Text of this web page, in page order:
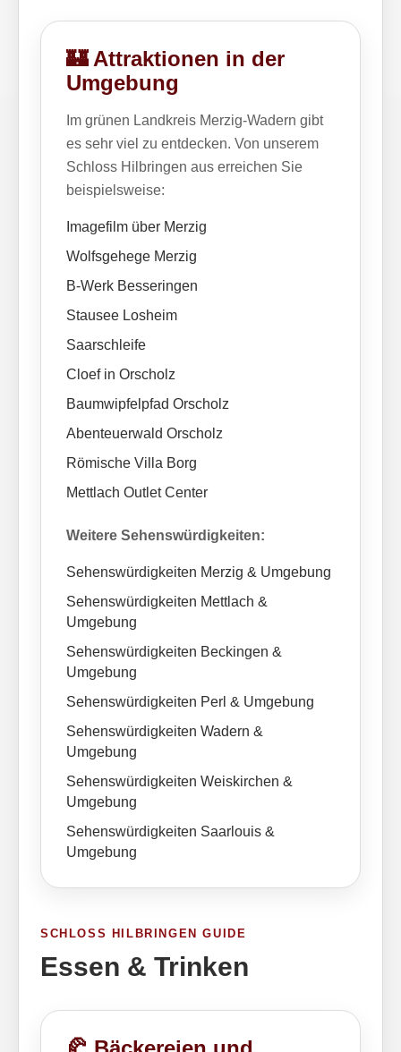
🏰 Attraktionen in der
Umgebung
Im grünen Landkreis Merzig-Wadern gibt
es sehr viel zu entdecken. Von unserem
Schloss Hilbringen aus erreichen Sie
beispielsweise:
Imagefilm über Merzig
Wolfsgehege Merzig
B-Werk Besseringen
Stausee Losheim
Saarschleife
Cloef in Orscholz
Baumwipfelpfad Orscholz
Abenteuerwald Orscholz
Römische Villa Borg
Mettlach Outlet Center
Weitere Sehenswürdigkeiten:
Sehenswürdigkeiten Merzig & Umgebung
Sehenswürdigkeiten Mettlach &
Umgebung
Sehenswürdigkeiten Beckingen &
Umgebung
Sehenswürdigkeiten Perl & Umgebung
Sehenswürdigkeiten Wadern &
Umgebung
Sehenswürdigkeiten Weiskirchen &
Umgebung
Sehenswürdigkeiten Saarlouis &
Umgebung
SCHLOSS HILBRINGEN GUIDE
Essen & Trinken